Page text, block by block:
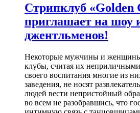
Стрипклуб «Golden
приглашает на шоу
джентльменов!
Некоторые мужчины и женщины
клубы, считая их
своего воспитания многие из
заведения, не носят
людей вести непристойный
во всем не разобравшись, что